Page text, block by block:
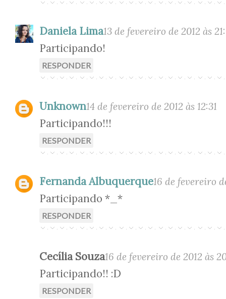
Daniela Lima13 de fevereiro de 2012 às
Participando!
RESPONDER
Unknown14 de fevereiro de 2012 às 12:31
Participando!!!
RESPONDER
Fernanda Albuquerque16 de fevereiro
Participando *_*
RESPONDER
Cecília Souza16 de fevereiro de 2012 às
Participando!! :D
RESPONDER